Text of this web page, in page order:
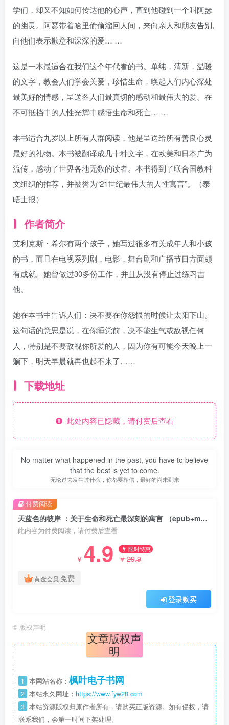
学们，却又不知如何传达他的心声，直到他碰到一个叫阿瑟
的幽灵。阿瑟带着哈里偷偷溜回人间，来向亲人和朋友告别,
向他们表示歉意和深深的爱… …
这是一本最适合在我们这个年代看的书。单纯，清新，温暖
的文字，教会人们学会关爱，珍惜生命，唤起人们内心深处
最美好的情感，呈送各人们最真切的感动和最伟大的爱。在
不可抵挡中的人性光辉中感悟生命和死亡… …
本书适合九岁以上所有人群阅读，他是呈送给所有善良心灵
最好的礼物。本书被翻译成几十种文字，在欧美和日本广为
流传，感动了世界各地无数的读者。本书得到了联合国教科
文组织的推荐，并被誉为“21世纪最伟大的人性寓言”。（泰
晤士报）
作者简介
艾利克斯・希尔有两个孩子，她写过很多有关成年人和小孩
的书，而且在电视系列剧，电影，舞台剧和广播节目方面颇
有成就。她曾做过30多份工作，并且从没有停止过练习吉
他。
她在本书中告诉人们：决不要在你怨恨的时候让太阳下山。
这句话的意思是说，在你睡觉前，决不能生气或敌视任何
人，特别是不要敌视你所爱的人，因为你有可能今天晚上一
躺下，明天早晨就再也起不来了……
下载地址
此处内容已隐藏，请付费后查看
No matter what happened in the past, you have to believe
that the best is yet to come.
无论过去发生过什么，你都要相信，最好的尚未到来
天蓝色的彼岸 ：关于生命和死亡最深刻的寓言 （epub+mobi+azw3+pdf）
此内容为付费阅读，请付费后查看
￥ 4.9 限时特惠
￥29.9
黄金会员 免费
登录购买
付费阅读
© 版权声明
文章版权声
明
1 本网站名称： 枫叶电子书网
2 本站永久网址： https://www.fyw28.com
3 本站资源版权归原作者所有，请购买正版资源。如有侵权，请
联系我们，会第一时间下架处理。